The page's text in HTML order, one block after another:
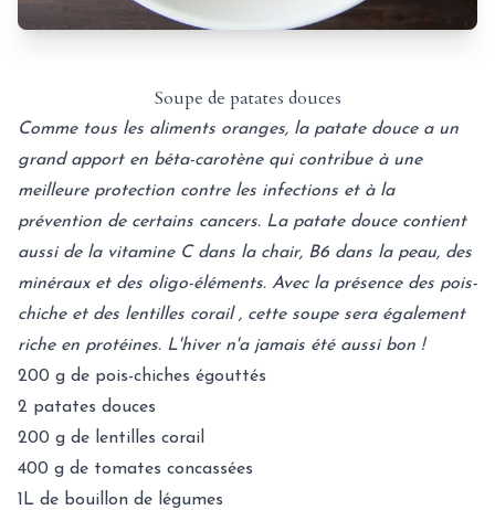
Soupe de patates douces
Comme tous les aliments oranges, la patate douce a un
grand apport en béta-carotène qui contribue à une
meilleure protection contre les infections et à la
prévention de certains cancers. La patate douce contient
aussi de la vitamine C dans la chair, B6 dans la peau, des
minéraux et des oligo-éléments. Avec la présence des pois-
chiche et des lentilles corail , cette soupe sera également
riche en protéines. L'hiver n'a jamais été aussi bon !
200 g de pois-chiches égouttés
2 patates douces
200 g de lentilles corail
400 g de tomates concassées
1L de bouillon de légumes